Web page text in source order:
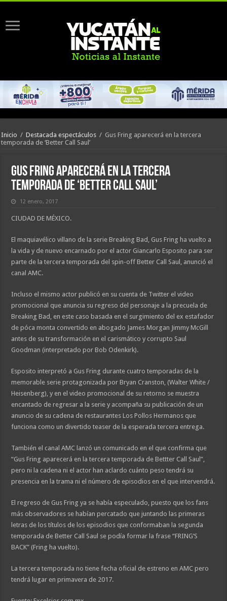
Inicio / Destacada espectáculos / Gus Fring aparecerá en la tercera
temporada de ‘Better Call Saul’
Gus Fring aparecerá en la tercera
temporada de ‘Better Call Saul’
12 enero, 2017
CIUDAD DE MÉXICO.
El maquiavélico villano de la serie Breaking Bad, Gus Fring ha vuelto a
la vida y de nuevo encarnado por el actor Giancarlo Esposito para ser
parte de la tercera temporada del spin-off Better Call Saul, anunció el
canal AMC.
Incluso el mismo actor publicó en su cuenta de Twitter el video
promocional que anuncia su regreso del personaje a la precuela de
Breaking Bad, en este caso basada en el surgimiento del ex estafador
de póca monta convertido en abogado James Morgan Jimmy McGill
antes de su transformación en el carismático y corrupto Saul
Goodman (interpretado por Bob Odenkirk).
Esposito interpretó a Gus Fring durante cuatro temporadas de la
memorable serie protagonizada por Bryan Cranston, (Walter White /
Heisenberg), y en el video promocional de su retorno se muestra
encantado de regresar a la serie y acompaña su publicación de un
anuncio de su cadena de restaurantes Los Pollos Hermanos que
funciona como un divertido teaser de la esperada tercera entrega.
También el canal AMC lanzó un comunicado en el que confirma que
“Gus Fring aparecerá en la tercera temporada de Bettter Call Saul”,
pero ni la cadena ni el actor han aclardo cuánto peso tendrá su
presencia en la trama ni el número de episodios en el que intervendrá.
El regreso de Gus Fring ya se había especulado, puesto que los fans
más observadores se habían percatado que juntando las primeras
letras de los títulos de los episodios que conformaban la segunda
temporada de Better Call Saul se podía formar la frase “FRING’S
BACK” (Fring ha vuelto).
La tercera temporada no tiene fecha oficial de estreno en AMC pero
tendrá lugar en primavera de 2017.